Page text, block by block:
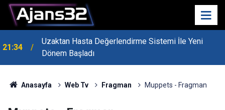
21:34
Uzaktan Hasta Değerlendirme Sistemi İle Yeni
Dönem Başladı
Anasayfa Web Tv Fragman Muppets - Fragman